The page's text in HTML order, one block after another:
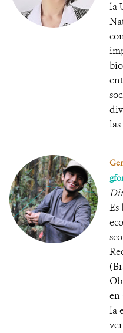
MECANISMO DE
la
Es
en
la